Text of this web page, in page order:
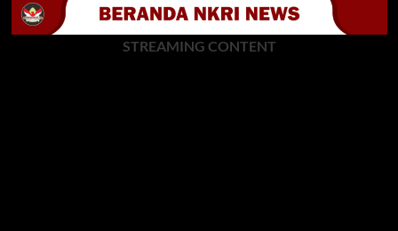
STREAMING CONTENT